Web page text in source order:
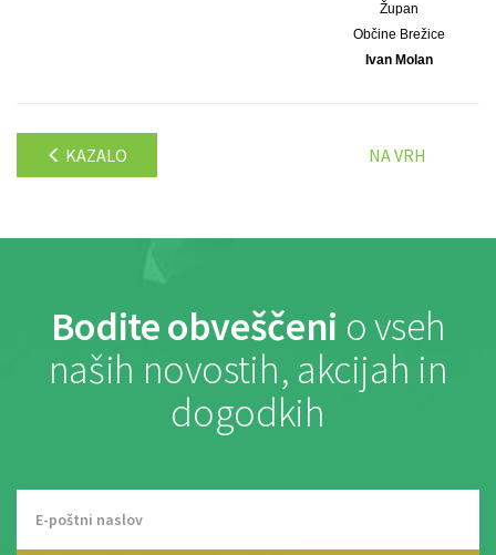
Župan
Občine Brežice
Ivan Molan
KAZALO NA VRH
Bodite obveščeni o vseh
naših novostih, akcijah in
dogodkih